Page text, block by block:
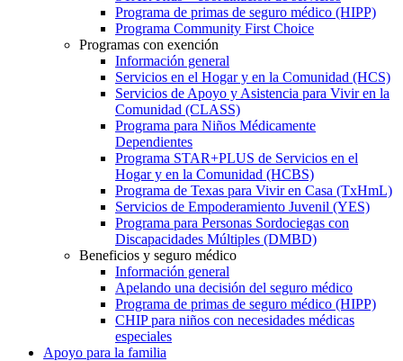
Programa de primas de seguro médico (HIPP)
Programa Community First Choice
Programas con exención
Información general
Servicios en el Hogar y en la Comunidad (HCS)
Servicios de Apoyo y Asistencia para Vivir en la
Comunidad (CLASS)
Programa para Niños Médicamente
Dependientes
Programa STAR+PLUS de Servicios en el
Hogar y en la Comunidad (HCBS)
Programa de Texas para Vivir en Casa (TxHmL)
Servicios de Empoderamiento Juvenil (YES)
Programa para Personas Sordociegas con
Discapacidades Múltiples (DMBD)
Beneficios y seguro médico
Información general
Apelando una decisión del seguro médico
Programa de primas de seguro médico (HIPP)
CHIP para niños con necesidades médicas
especiales
Apoyo para la familia